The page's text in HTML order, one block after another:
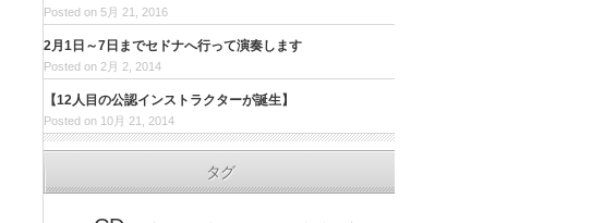
Posted on 5月 21, 2016
2月1日～7日までセドナへ行って演奏します
Posted on 2月 2, 2014
【12人目の公認インストラクターが誕生】
Posted on 10月 21, 2014
タグ